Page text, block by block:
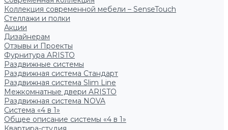
Коллекция современной мебели – SenseTouch
Стеллажи и полки
Акции
Дизайнерам
Отзывы и Проекты
Фурнитура ARISTO
Раздвижные системы
Раздвижная система Стандарт
Раздвижная система Slim Line
Межкомнатные двери ARISTO
Раздвижная система NOVA
Система «4 в 1»
Общее описание системы «4 в 1»